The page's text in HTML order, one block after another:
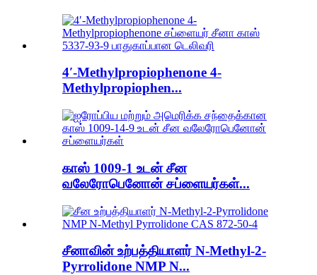
4′-Methylpropiophenone 4-
Methylpropiophen...
காஸ் 1009-1 உடன் சீன
வலேரோபெனோன் சப்ளையர்கள்...
சீனாவின் உற்பத்தியாளர் N-Methyl-2-
Pyrrolidone NMP N...